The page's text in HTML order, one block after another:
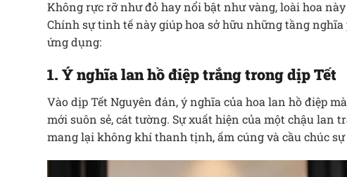
Không rực rỡ như đỏ hay nổi bật như vàng, loài hoa
Chính sự tinh tế này giúp hoa sở hữu những tầng
ứng dụng:
1. Ý nghĩa lan hồ điệp trắng trong dịp Tết
Vào dịp Tết Nguyên đán, ý nghĩa của hoa lan hồ điệp
mới suôn sẻ, cát tường. Sự xuất hiện của một chậu
mang lại không khí thanh tịnh, ấm cúng và cầu chúc